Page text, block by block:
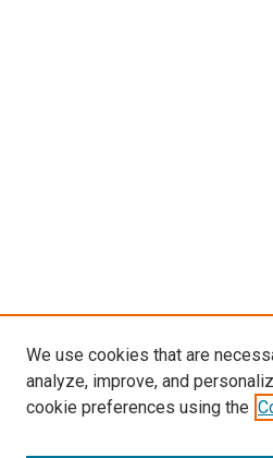
We use cookies that are
analyze, improve, and
cookie preferences using the